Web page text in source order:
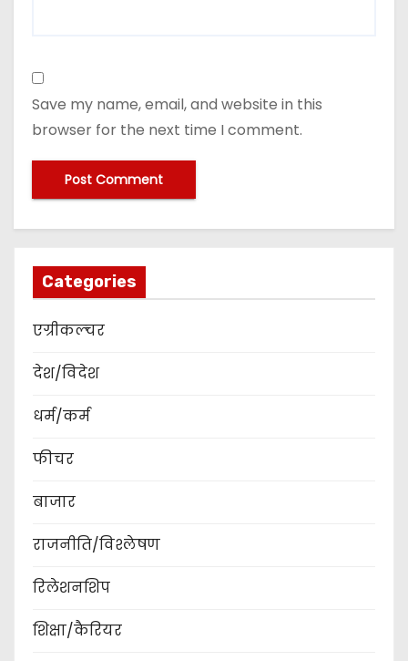
Save my name, email, and website in this
browser for the next time I comment.
Categories
एग्रीकल्चर
देश/विदेश
धर्म/कर्म
फीचर
बाजार
राजनीति/विश्लेषण
रिलेशनशिप
शिक्षा/कैरियर